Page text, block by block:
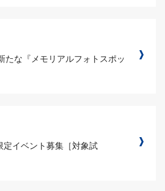
たな『メモリアルフォトスポッ
定イベント募集［対象試